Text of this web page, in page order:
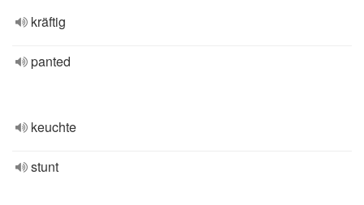
kräftig
panted
keuchte
stunt